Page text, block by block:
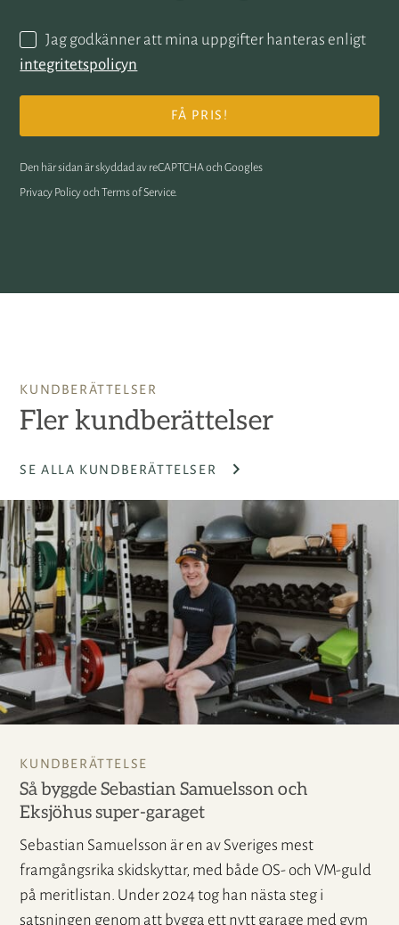
Jag godkänner att mina uppgifter hanteras enligt
integritetspolicyn
Den här sidan är skyddad av reCAPTCHA och Googles
Privacy PolicyochTerms of Service.
KUNDBERÄTTELSER
Fler kundberättelser
SE ALLA KUNDBERÄTTELSER
KUNDBERÄTTELSE
Så byggde Sebastian Samuelsson och
Eksjöhus super-garaget
Sebastian Samuelsson är en av Sveriges mest
framgångsrika skidskyttar, med både OS- och VM-guld
på meritlistan. Under 2024 tog han nästa steg i
satsningen genom att bygga ett nytt garage med gym